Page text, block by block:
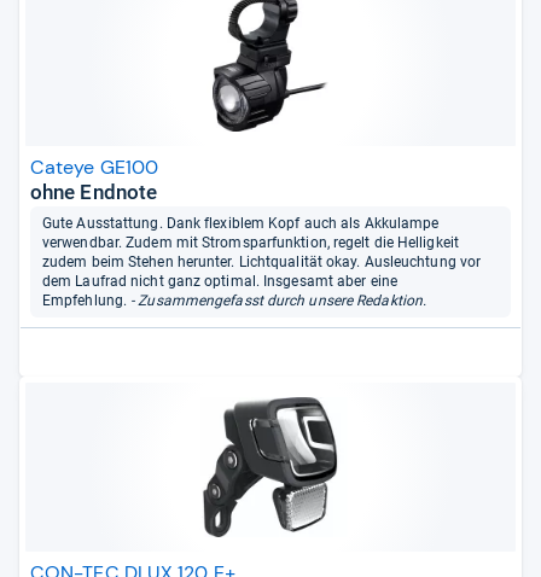
Cateye GE100
ohne Endnote
Gute Ausstattung. Dank flexiblem Kopf auch als Akkulampe
verwendbar. Zudem mit Stromsparfunktion, regelt die Helligkeit
zudem beim Stehen herunter. Lichtqualität okay. Ausleuchtung vor
dem Laufrad nicht ganz optimal. Insgesamt aber eine
Empfehlung. - Zusammengefasst durch unsere Redaktion.